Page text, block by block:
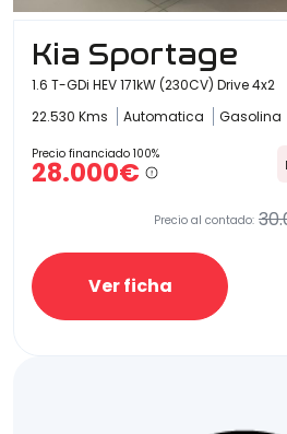
Kia Sportage
1.6 T-GDi HEV 171kW (230CV) Drive 4x2
22.530 Kms
Automatica Gasolina
Precio financiado 100%
28.000€
Precio al contado:
Ver ficha